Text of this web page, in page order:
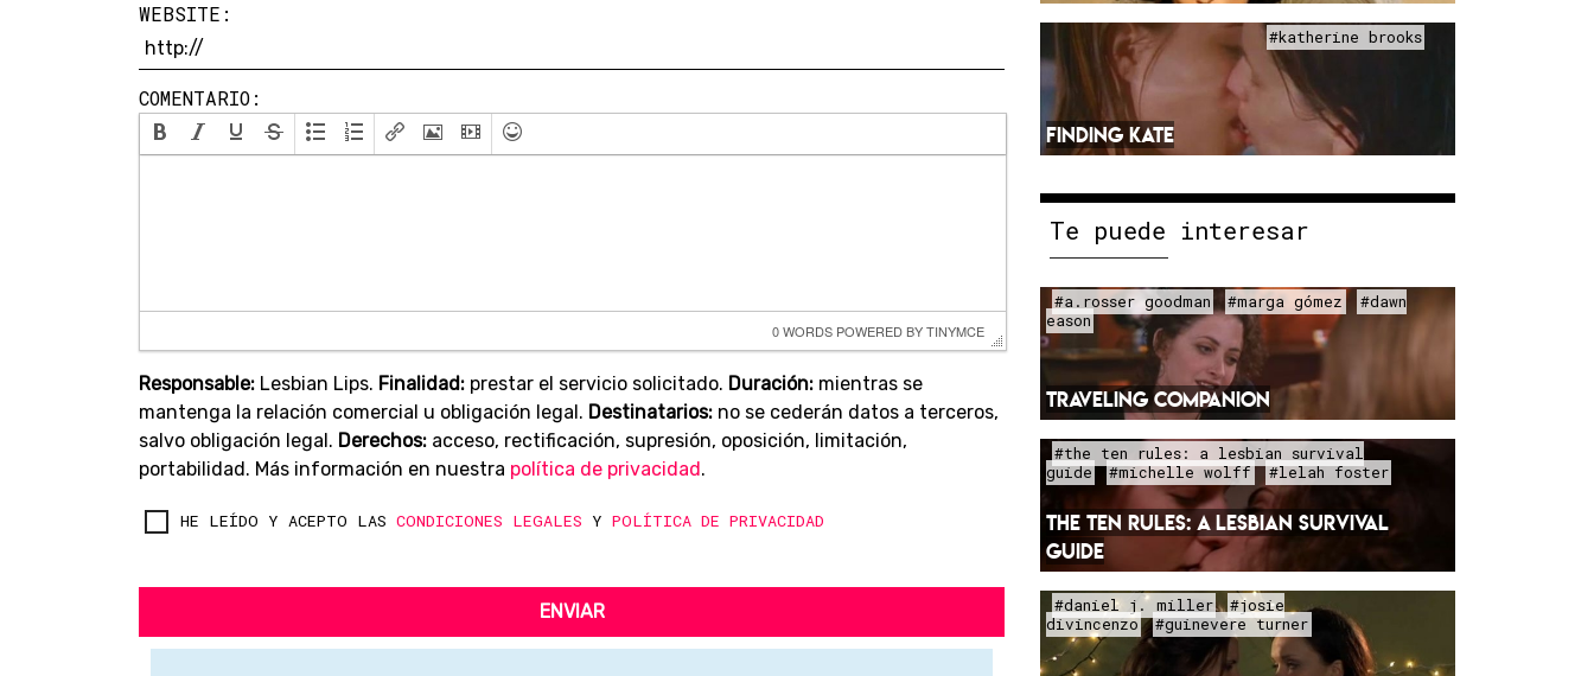
WEBSITE:
COMENTARIO:
0 WORDS POWERED BY TINYMCE
Responsable: Lesbian Lips. Finalidad: prestar el servicio solicitado. Duración: mientras se
mantenga la relación comercial u obligación legal. Destinatarios: no se cederán datos a terceros,
salvo obligación legal. Derechos: acceso, rectificación, supresión, oposición, limitación,
portabilidad. Más información en nuestra política de privacidad.
HE LEÍDO Y ACEPTO LAS CONDICIONES LEGALES Y POLÍTICA DE PRIVACIDAD
ENVIAR
#katherine brooks
FINDING KATE
Te puede interesar
#a.rosser goodman #marga gómez
#dawn
eason
TRAVELING COMPANION
#the ten rules: a lesbian survival
guide
#michelle wolff #lelah foster
THE TEN RULES: A LESBIAN SURVIVAL
GUIDE
#daniel j. miller
#josie
divincenzo
#guinevere turner